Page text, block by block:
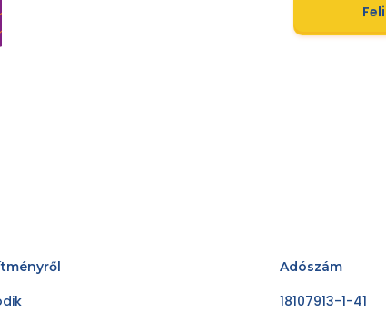
Adószám
18107913-1-41